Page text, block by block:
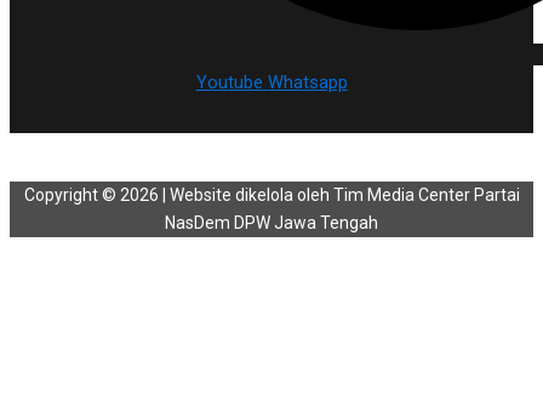
Youtube Whatsapp
Copyright © 2026 | Website dikelola oleh Tim Media Center Partai
NasDem DPW Jawa Tengah